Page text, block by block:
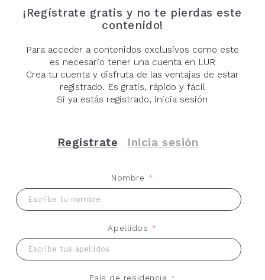
Tierra en blanco
25,00€
¡Regístrate gratis y no te pierdas este
contenido!
Para acceder a contenidos exclusivos como este
es necesario tener una cuenta en LUR
Crea tu cuenta y disfruta de las ventajas de estar
registrado. Es gratis, rápido y fácil
Si ya estás registrado, inicia sesión
Regístrate Inicia sesión
Nombre *
Apellidos *
País de residencia *